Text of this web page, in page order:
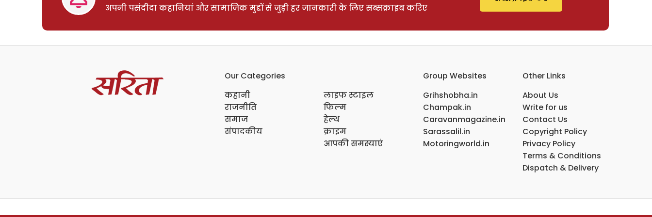
अपनी पसंदीदा कहानियां और सामाजिक मुद्दों से जुड़ी हर जानकारी के लिए सब्सक्राइब करिए
Our Categories
कहानी
राजनीति
समाज
संपादकीय
लाइफ स्टाइल
फिल्म
हेल्थ
क्राइम
आपकी समस्याएं
Group Websites
Grihshobha.in
Champak.in
Caravanmagazine.in
Sarassalil.in
Motoringworld.in
Other Links
About Us
Write for us
Contact Us
Copyright Policy
Privacy Policy
Terms & Conditions
Dispatch & Delivery